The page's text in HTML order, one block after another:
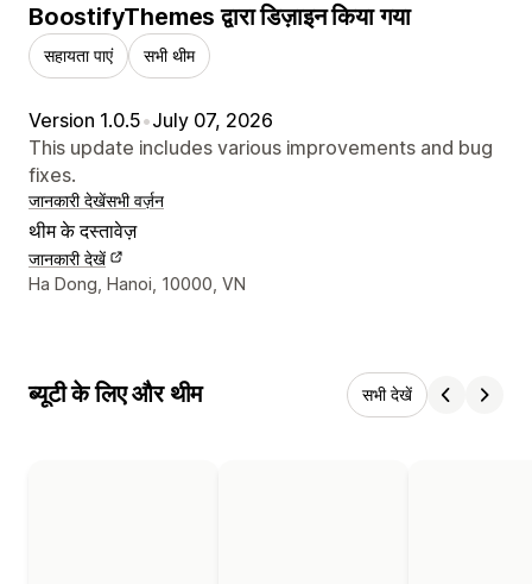
BoostifyThemes द्वारा डिज़ाइन किया गया
सहायता पाएं सभी थीम
Version 1.0.5•July 07, 2026
This update includes various improvements and bug
fixes.
जानकारी देखेंसभी वर्ज़न
थीम के दस्तावेज़
जानकारी देखें
डिज़ाइनर के संपर्क की जानकारी
Ha Dong, Hanoi, 10000, VN
ब्यूटी के लिए और थीम सभी देखें